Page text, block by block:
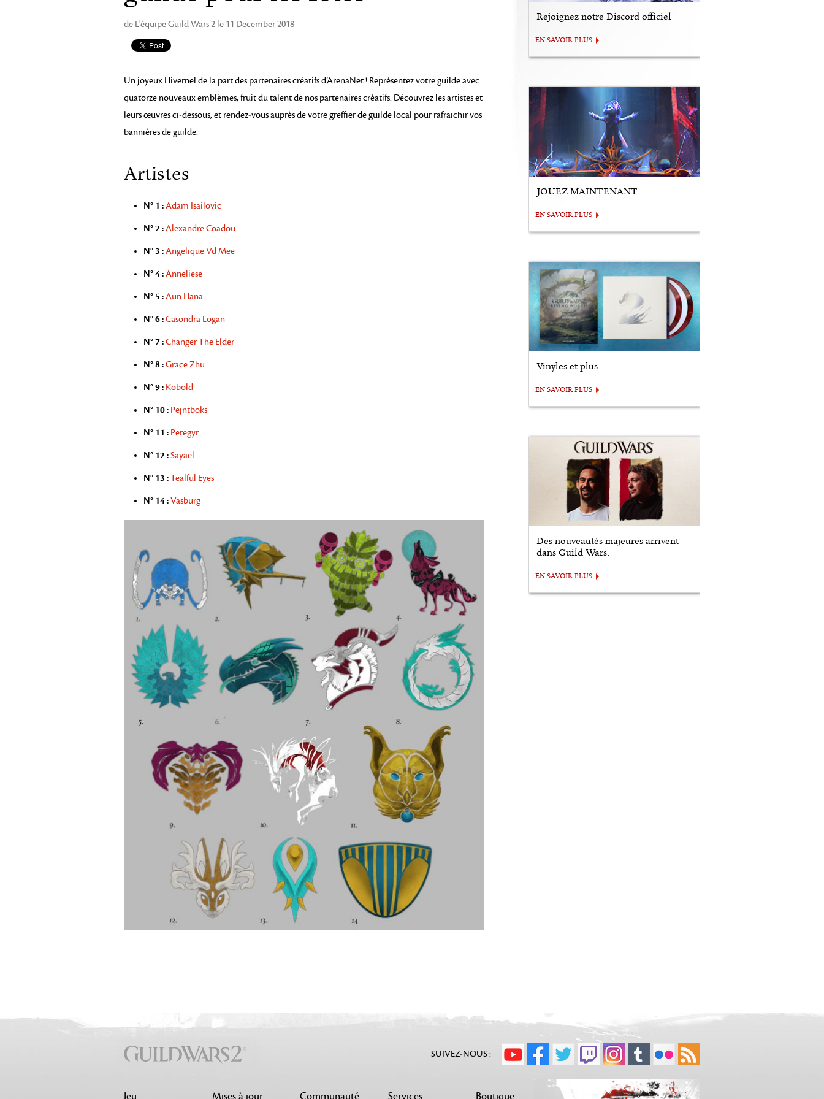
de L'équipe Guild Wars 2 le 11 December 2018
Un joyeux Hivernel de la part des partenaires créatifs d’ArenaNet ! Représentez votre guilde avec
quatorze nouveaux emblèmes, fruit du talent de nos partenaires créatifs. Découvrez les artistes et
leurs œuvres ci-dessous, et rendez-vous auprès de votre greffier de guilde local pour rafraichir vos
bannières de guilde.
Artistes
N° 1 :Adam Isailovic
N° 2 :Alexandre Coadou
N° 3 :Angelique Vd Mee
N° 4 :Anneliese
N° 5 :Aun Hana
N° 6 :Casondra Logan
N° 7 :Changer The Elder
N° 8 :Grace Zhu
N° 9 : Kobold
N° 10 : Pejntboks
N° 11 : Peregyr
N° 12 :Sayael
N° 13 :Tealful Eyes
N° 14 :Vasburg
Rejoignez notre Discord officiel
EN SAVOIR PLUS
JOUEZ MAINTENANT
EN SAVOIR PLUS
Vinyles et plus
EN SAVOIR PLUS
Des nouveautés majeures arrivent
dans Guild Wars.
EN SAVOIR PLUS
SUIVEZ-NOUS :
Jeu Mises à jour Communauté Services Boutique